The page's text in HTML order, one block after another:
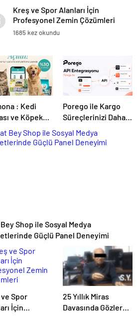
Kreş ve Spor Alanları İçin
Profesyonel Zemin Çözümleri
1685 kez okundu
: Kedi
ve Köpek
İle Tüm
Porego ile Kargo
Süreçlerinizi Daha
Kolay Yönetin
Shop ile Sosyal Medya
Güçlü Panel Deneyimi
Spor
İçin
25 Yıllık Miras
Davasında Gözler